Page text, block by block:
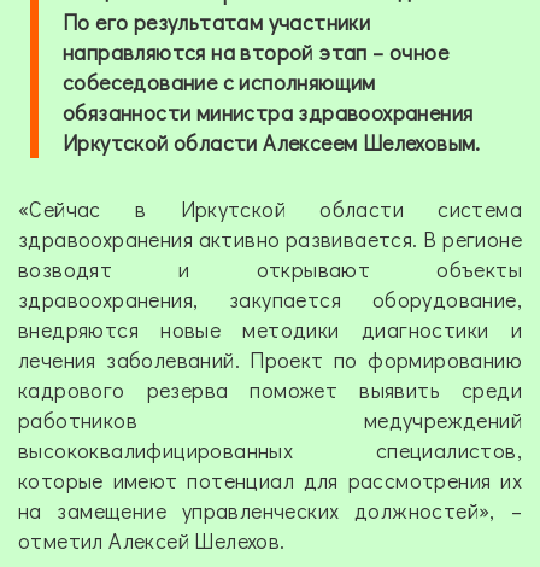
По его результатам участники
направляются на второй этап – очное
собеседование с исполняющим
обязанности министра здравоохранения
Иркутской области Алексеем Шелеховым.
«Сейчас в Иркутской области система
здравоохранения активно развивается. В регионе
возводят и открывают объекты
здравоохранения, закупается оборудование,
внедряются новые методики диагностики и
лечения заболеваний. Проект по формированию
кадрового резерва поможет выявить среди
работников медучреждений
высококвалифицированных специалистов,
которые имеют потенциал для рассмотрения их
на замещение управленческих должностей», –
отметил Алексей Шелехов.